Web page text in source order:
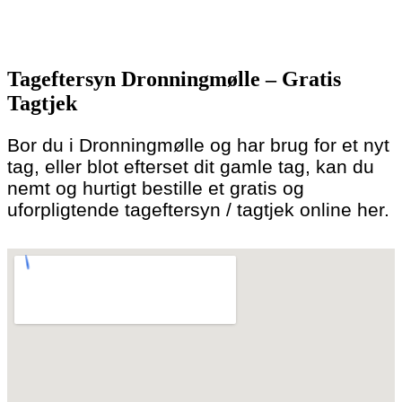
to
content
Tageftersyn Dronningmølle – Gratis
Tagtjek
Bor du i Dronningmølle og har brug for et nyt
tag, eller blot efterset dit gamle tag, kan du
nemt og hurtigt bestille et gratis og
uforpligtende tageftersyn / tagtjek online her.